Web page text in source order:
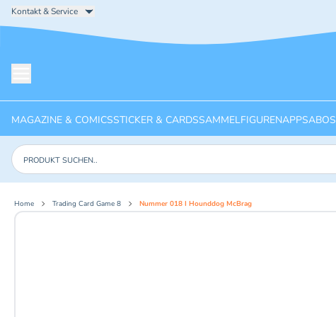
Kontakt & Service
MAGAZINE & COMICSSTICKER & CARDSSAMMELFIGURENAPPSABOS
Produkte suchen
Home Trading Card Game 8 Nummer 018 I Hounddog McBrag